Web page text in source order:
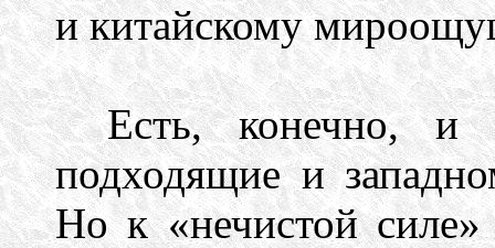
и китайскому
Есть, конечно, и
подходящие и
Но к «нечистой